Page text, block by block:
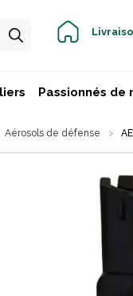
Passionnés de
Aérosols de défense